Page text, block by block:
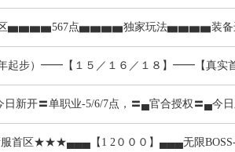
新区▅▅▅▅567点▅▅▅▅独家玩法▅▅▅▅装
起步）━━【１５／１６／１８】━━【真
日新开〓单职业-5/6/7点，〓▄官合授权〓▄今
区★★★▄▄▄【1 2０００】▄▄▄无限BOSS-